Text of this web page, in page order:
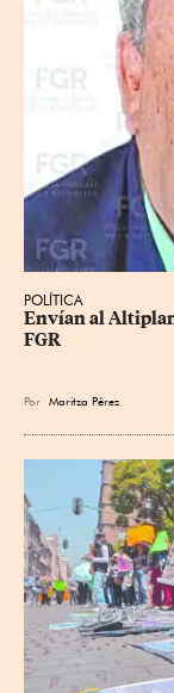
POLÍTICA
Envían al
FGR
Por Maritza Pérez